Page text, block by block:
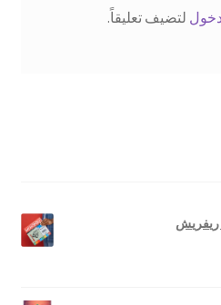
لتضيف تعليقاً.
ريفريش